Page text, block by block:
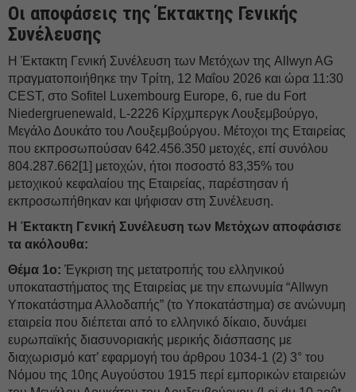
Οι αποφάσεις της Έκτακτης Γενικής
Συνέλευσης
Η Έκτακτη Γενική Συνέλευση των Μετόχων της Allwyn AG
πραγματοποιήθηκε την Τρίτη, 12 Μαΐου 2026 και ώρα 11:30
CEST, στο Sofitel Luxembourg Europe, 6, rue du Fort
Niedergruenewald, L-2226 Κίρχμπεργκ Λουξεμβούργο,
Μεγάλο Δουκάτο του Λουξεμβούργου. Μέτοχοι της Εταιρείας
που εκπροσωπούσαν 642.456.350 μετοχές, επί συνόλου
804.287.662[1] μετοχών, ήτοι ποσοστό 83,35% του
μετοχικού κεφαλαίου της Εταιρείας, παρέστησαν ή
εκπροσωπήθηκαν και ψήφισαν στη Συνέλευση.
H Έκτακτη Γενική Συνέλευση των Μετόχων αποφάσισε
τα ακόλουθα:
Θέμα 1ο: Έγκριση της μετατροπής του ελληνικού
υποκαταστήματος της Εταιρείας με την επωνυμία “Allwyn
Υποκατάστημα Αλλοδαπής” (το Υποκατάστημα) σε ανώνυμη
εταιρεία που διέπεται από το ελληνικό δίκαιο, δυνάμει
ευρωπαϊκής διασυνοριακής μερικής διάσπασης με
διαχωρισμό κατ’ εφαρμογή του άρθρου 1034-1 (2) 3° του
Νόμου της 10ης Αυγούστου 1915 περί εμπορικών εταιρειών